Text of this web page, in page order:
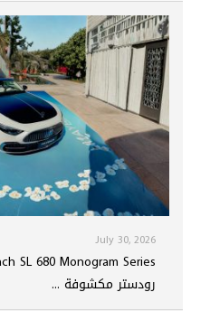
July 30, 2026
رودستر مكشوفة ...